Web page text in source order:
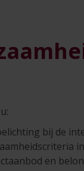
bij de
en